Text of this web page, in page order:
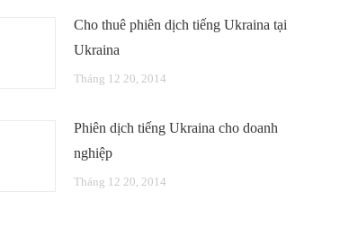
Cho thuê phiên dịch tiếng Ukraina tại
Ukraina
Tháng 12 20, 2014
Phiên dịch tiếng Ukraina cho doanh
nghiệp
Tháng 12 20, 2014